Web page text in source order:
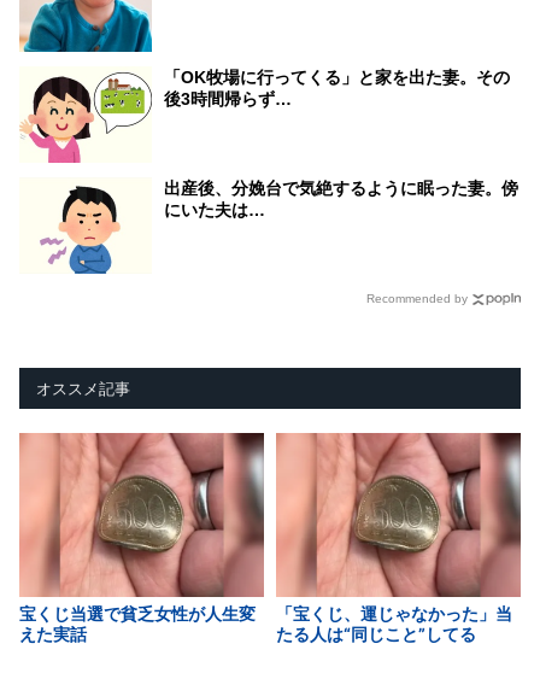
「OK牧場に行ってくる」と家を出た妻。その
後3時間帰らず…
出産後、分娩台で気絶するように眠った妻。傍
にいた夫は…
Recommended by
オススメ記事
宝くじ当選で貧乏女性が人生変
えた実話
「宝くじ、運じゃなかった」当
たる人は“同じこと”してる